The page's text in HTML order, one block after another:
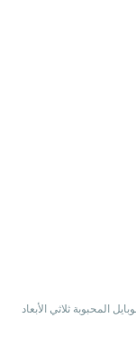
المحبوبة ثلاثي الأبعاد